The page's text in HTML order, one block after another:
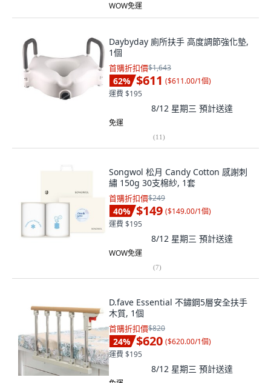
WOW免運
Daybyday 廁所扶手 高度調節強化墊,
1個
首購折扣價$1,643
62% $611 ($611.00/1個)
運費 $195
8/12 星期三 預計送達
免運
(11)
Songwol 松月 Candy Cotton 感謝刺
繡 150g 30支棉紗, 1套
首購折扣價$249
40% $149 ($149.00/1個)
運費 $195
8/12 星期三 預計送達
WOW免運
(7)
D.fave Essential 不鏽鋼5層安全扶手
木質, 1個
首購折扣價$820
24% $620 ($620.00/1個)
運費 $195
8/12 星期三 預計送達